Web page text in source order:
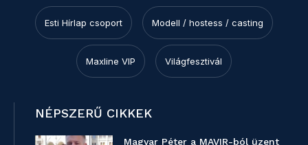
Esti Hírlap csoport Modell / hostess / casting
Maxline VIP Világfesztivál
NÉPSZERŰ CIKKEK
Magyar Péter a MAVIR-ból üzent